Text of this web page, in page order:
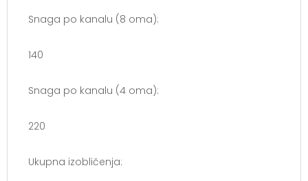
Snaga po kanalu (8 oma):
140
Snaga po kanalu (4 oma):
220
Ukupna izobličenja: